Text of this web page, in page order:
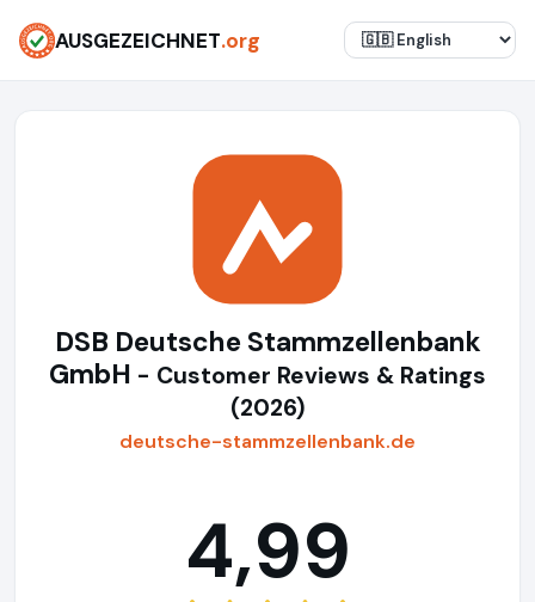
AUSGEZEICHNET.org
DSB Deutsche Stammzellenbank
GmbH - Customer Reviews & Ratings
(2026)
deutsche-stammzellenbank.de
4,99